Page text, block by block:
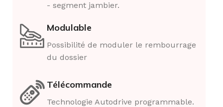
- segment jambier.
Modulable
Possibilité de moduler le rembourrage
du dossier
Télécommande
Technologie Autodrive programmable.